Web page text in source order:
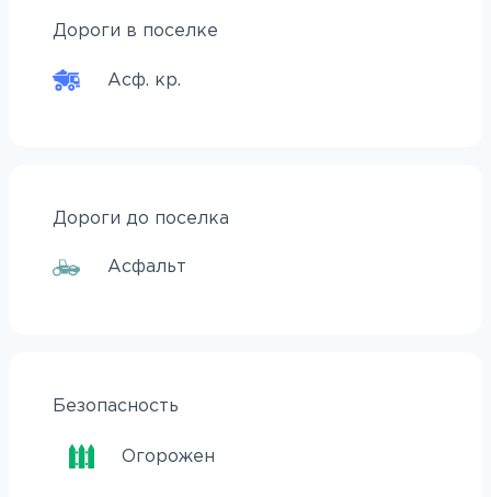
Дороги в поселке
Асф. кр.
Дороги до поселка
Асфальт
Безопасность
Огорожен